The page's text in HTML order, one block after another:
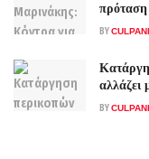
πρόταση
BY
αλλάζει
BY